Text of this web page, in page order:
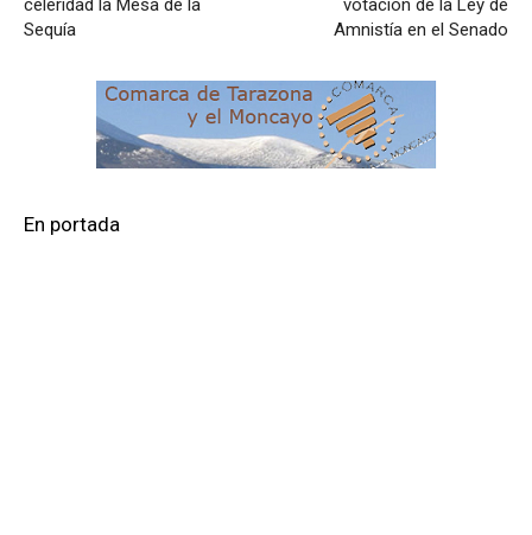
celeridad la Mesa de la
Sequía
votación de la Ley de
Amnistía en el Senado
En portada